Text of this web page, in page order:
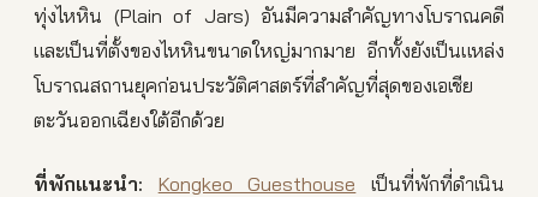
ทุ่งไหหิน (Plain of Jars) อันมีความสำคัญทางโบราณคดี
และเป็นที่ตั้งของไหหินขนาดใหญ่มากมาย อีกทั้งยังเป็นแหล่ง
โบราณสถานยุคก่อนประวัติศาสตร์ที่สำคัญที่สุดของเอเชีย
ตะวันออกเฉียงใต้อีกด้วย
ที่พักแนะนำ: Kongkeo Guesthouse เป็นที่พักที่ดำเนิน